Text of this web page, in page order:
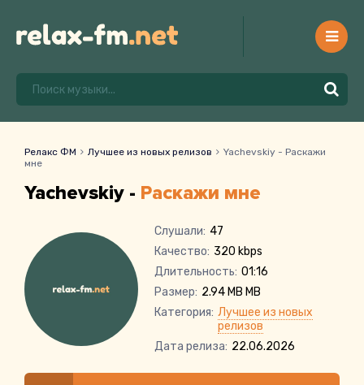
Релакс ФМ Лучшее из новых релизов
Yachevskiy - Раскажи
мне
Yachevskiy - Раскажи мне
Слушали: 47
Качество: 320 kbps
Длительность: 01:16
Размер: 2.94 MB MB
Категория: Лучшее из новых
релизов
Дата релиза: 22.06.2026